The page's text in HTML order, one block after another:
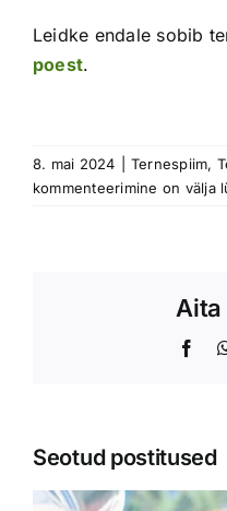
Leidke endale sobib
poest.
8. mai 2024 Ternespiim,
kommenteerimine on välja
Aita
Seotud postitused